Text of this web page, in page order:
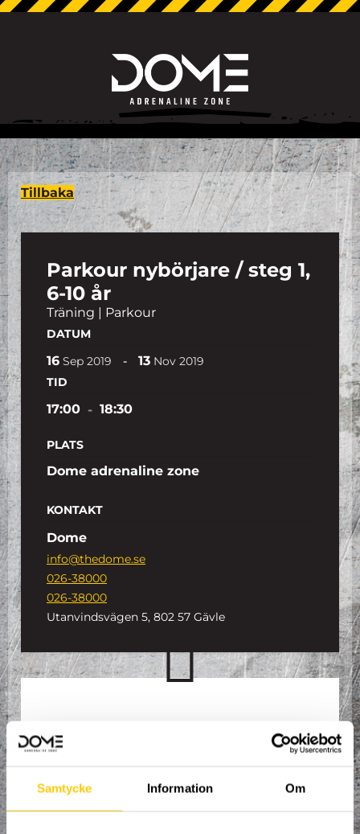
Samtycke Information Om
Tillbaka
Parkour nybörjare / steg 1,
6-10 år
Träning | Parkour
DATUM
16 Sep 2019 - 13 Nov 2019
TID
17:00 - 18:30
PLATS
Dome adrenaline zone
KONTAKT
Dome
info@thedome.se
026-38000
026-38000
Utanvindsvägen 5, 802 57 Gävle
Parkour training med instruktörer.